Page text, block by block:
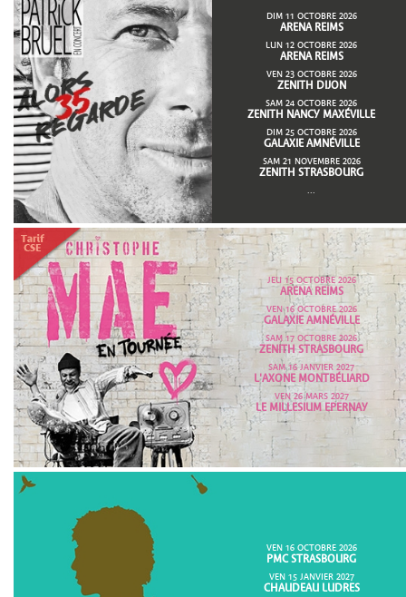
DIM 11 OCTOBRE 2026
ARENA REIMS
LUN 12 OCTOBRE 2026
ARENA REIMS
VEN 23 OCTOBRE 2026
ZENITH DIJON
SAM 24 OCTOBRE 2026
ZENITH NANCY MAXÉVILLE
DIM 25 OCTOBRE 2026
GALAXIE AMNÉVILLE
SAM 21 NOVEMBRE 2026
ZENITH STRASBOURG
JEU 15 OCTOBRE 2026
ARENA REIMS
VEN 16 OCTOBRE 2026
GALAXIE AMNÉVILLE
SAM 17 OCTOBRE 2026
ZENITH STRASBOURG
SAM 16 JANVIER 2027
L'AXONE MONTBÉLIARD
VEN 26 MARS 2027
LE MILLESIUM EPERNAY
VEN 16 OCTOBRE 2026
PMC STRASBOURG
VEN 15 JANVIER 2027
CHAUDEAU LUDRES